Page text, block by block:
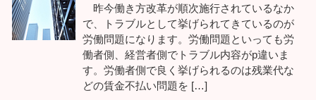
昨今働き方改革が順次施行されているなか
で、トラブルとして挙げられてきているのが
労働問題になります。労働問題といっても労
働者側、経営者側でトラブル内容がp違いま
す。労働者側で良く挙げられるのは残業代な
どの賃金不払い問題を […]